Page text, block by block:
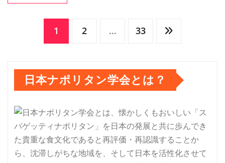
の
ペ
ー
1 2 … 33
日本ナポリタン学会とは？